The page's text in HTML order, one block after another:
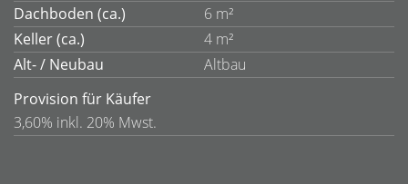
Dachboden (ca.)
6 m²
Keller (ca.)
4 m²
Alt- / Neubau
Altbau
Provision für Käufer
3,60% inkl. 20% Mwst.